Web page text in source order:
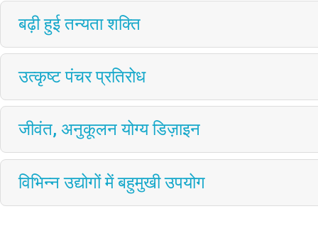
बढ़ी हुई तन्यता शक्ति
उत्कृष्ट पंचर प्रतिरोध
जीवंत, अनुकूलन योग्य डिज़ाइन
विभिन्न उद्योगों में बहुमुखी उपयोग